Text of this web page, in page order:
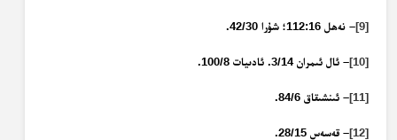
[9]– نەھل 112:16؛ شۇرا 42/30.
[10]– ئال ئىمران 3/14. ئادىيات 100/8.
[11]– ئىنشىقاق 84/6.
[12]– قەسەس 28/15.